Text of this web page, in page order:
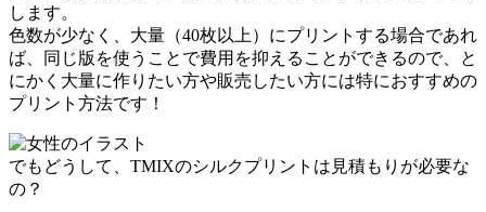
します。
色数が少なく、大量（40枚以上）にプリントする場合であれ
ば、同じ版を使うことで費用を抑えることができるので、と
にかく大量に作りたい方や販売したい方には特におすすめの
プリント方法です！
でもどうして、TMIXのシルクプリントは見積もりが必要な
の？